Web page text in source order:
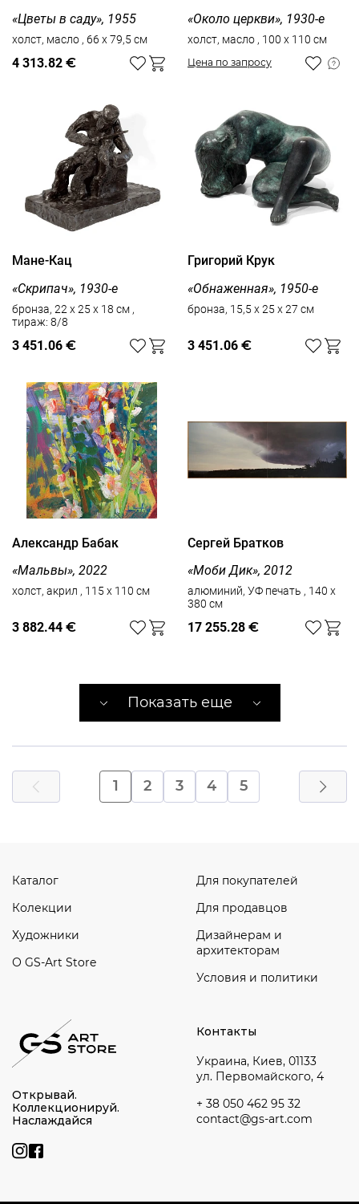
«Цветы в саду», 1955
холст, масло , 66 x 79,5 см
4 313.82 €
«Около церкви», 1930-е
холст, масло , 100 x 110 см
Цена по запросу
Мане-Кац
«Скрипач», 1930-е
бронза, 22 х 25 х 18 см ,
тираж: 8/8
3 451.06 €
Григорий Крук
«Обнаженная», 1950-е
бронза, 15,5 х 25 х 27 см
3 451.06 €
Александр Бабак
«Мальвы», 2022
холст, акрил , 115 x 110 см
3 882.44 €
Сергей Братков
«Моби Дик», 2012
алюминий, УФ печать , 140 x
380 см
17 255.28 €
Показать еще
1 2 3 4 5
Открывай.
Коллекционируй.
Наслаждайся
Контакты
Украина, Киев, 01133
ул. Первомайского, 4
+ 38 050 462 95 32
contact@gs-art.com
Каталог
Колекции
Художники
О GS-Art Store
Для покупателей
Для продавцов
Дизайнерам и
архитекторам
Условия и политики